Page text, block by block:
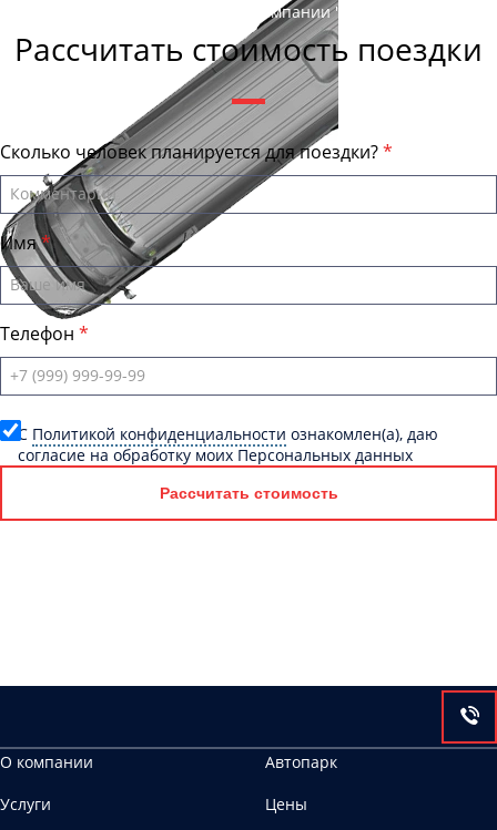
, директор компании "Улан-УдэБас"
Рассчитать стоимость поездки
Сколько человек планируется для поездки?
Имя
Телефон
C Политикой конфиденциальности ознакомлен(а), даю
согласие на обработку моих Персональных данных
Рассчитать стоимость
О компании
Автопарк
Услуги
Цены